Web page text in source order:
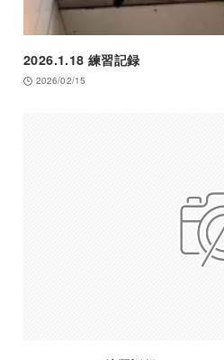
2026.1.18 練習記録
2026/02/15